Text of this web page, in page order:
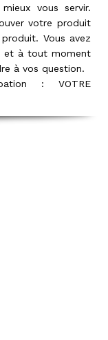
vous servir.
votre produit
Vous avez
et à tout moment
à vos question.
: VOTRE